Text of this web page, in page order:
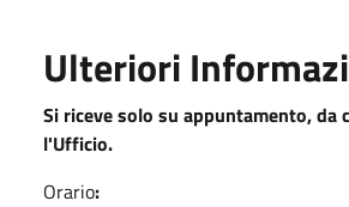
Ulteriori
Si riceve solo su appuntamento, da
l'Ufficio.
Orario: